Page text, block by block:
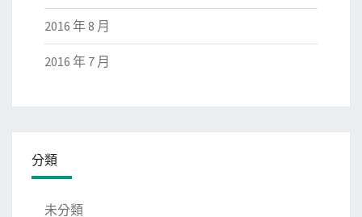
2016 年 8 月
2016 年 7 月
分類
未分類